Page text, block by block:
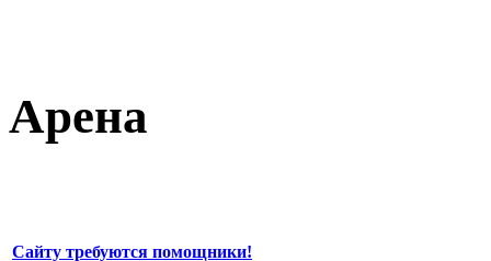
Арена
Сайту требуются помощники!